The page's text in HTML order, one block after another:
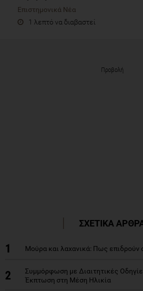
Επιστημονικά Νέα
1 λεπτό να διαβαστεί
Προβολή
ΣΧΕΤΙΚΑ
1 Μούρα και λαχανικά: Πως επιδρούν
2
Συμμόρφωση με Διαιτητικές
Έκπτωση στη Μέση Ηλικία